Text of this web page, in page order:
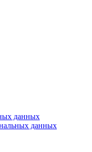
данных
данных